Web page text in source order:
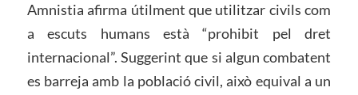
Amnistia afirma útilment que utilitzar civils com
a escuts humans està “prohibit pel dret
internacional”. Suggerint que si algun combatent
es barreja amb la població civil, això equival a un